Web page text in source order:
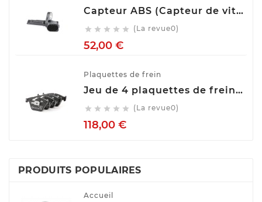
Capteur ABS (Capteur de vitesse de roue) BOSCH 0 265 007 928
     (La revue0)
52,00 €Prix
Plaquettes de frein
Jeu de 4 plaquettes de frein ATE 13.0460-7275.2
     (La revue0)
118,00 €Prix
PRODUITS POPULAIRES
Accueil